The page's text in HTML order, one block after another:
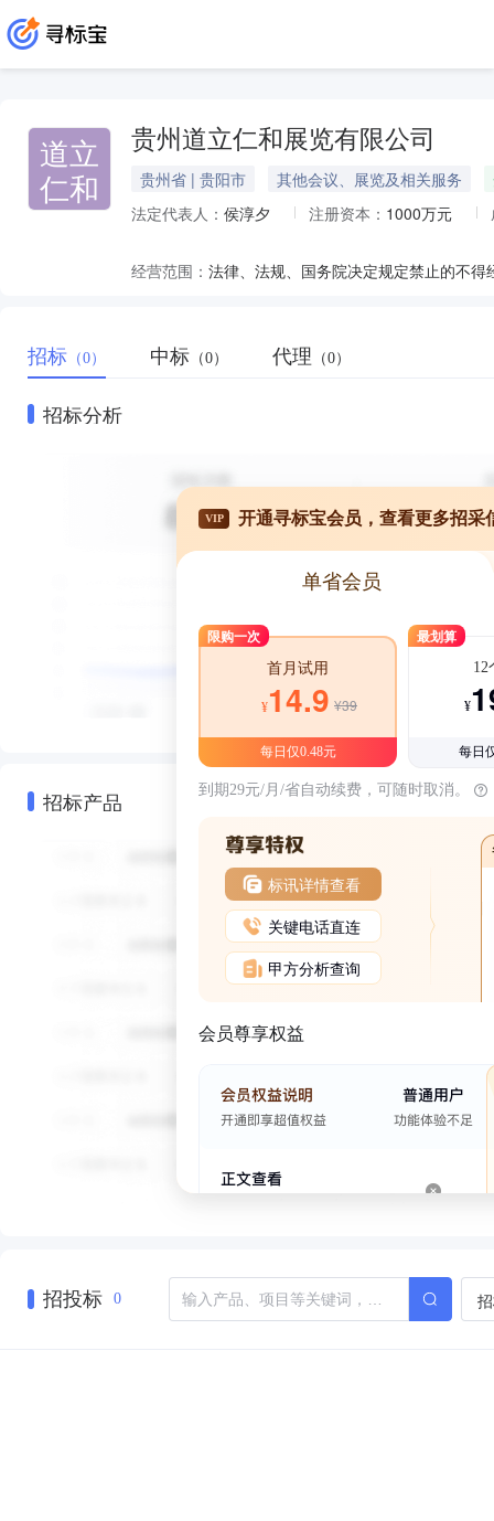
道立
仁和
贵州道立仁和展览有限公司
贵州省 | 贵阳市 其他会议、展览及相关服务
法定代表人： 侯淳夕 注册资本： 1000万元
经营范围：
招标 （0） 中标 （0） 代理 （0）
招标分析
招标产品
VIP 开通寻标宝会员，查看更多招采
单省会员
限购一次
首月试用
¥14.9 ¥39
每日仅0.48元
最划算
12
¥
每日
到期29元/月/省自动续费，可随时取消。
标讯详情查看
关键电话直连
甲方分析查询
会员尊享权益
招投标 0